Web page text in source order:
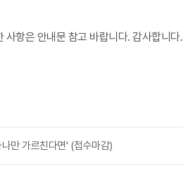
항은 안내문 참고 바랍니다. 감사합니다.
만 가르친다면' (접수마감)